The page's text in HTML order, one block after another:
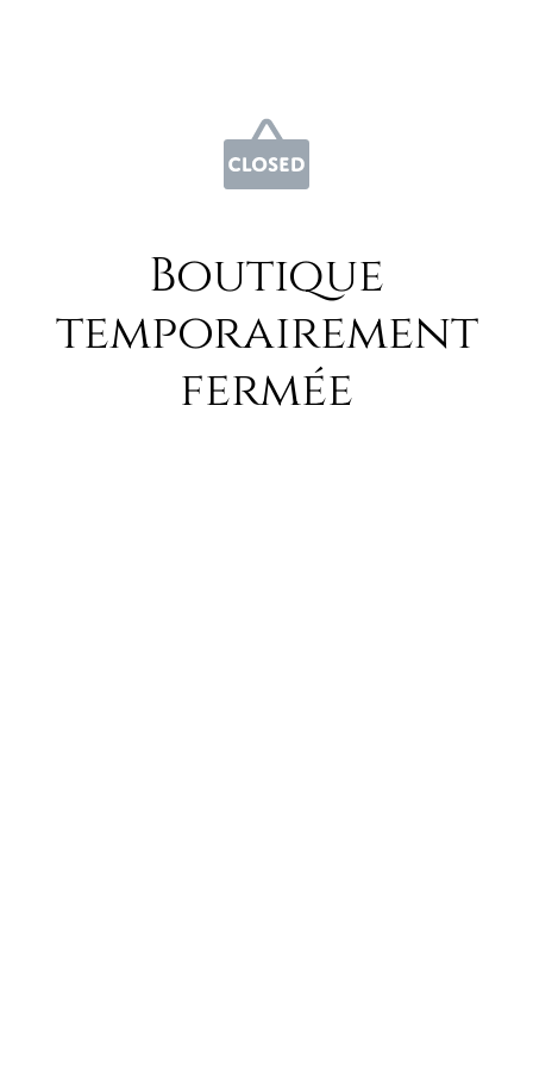
Boutique
temporairement
fermée